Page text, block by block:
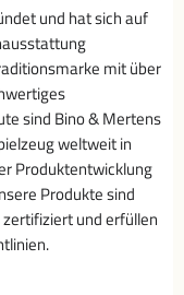
und hat sich auf
mit über
sind Bino & Mertens
weltweit in
Produktentwicklung
Produkte sind
und erfüllen